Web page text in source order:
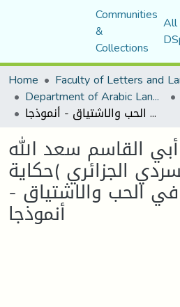
Communities
&
Collections
Home
Department of Arabic Language and Literature
تحقيق أبي القاسم سعد الله للمخطوط السردي الجزائري )حكاية العشاق في الحب والاشتياق - أنموذجا
القاسم سعد الله
الجزائري )حكاية
الحب والاشتياق -
أنموذجا